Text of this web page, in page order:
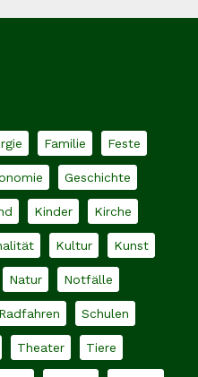
Familie Feste
Geschichte
Kinder Kirche
Kultur Kunst
Natur Notfälle
Radfahren Schulen
Theater Tiere